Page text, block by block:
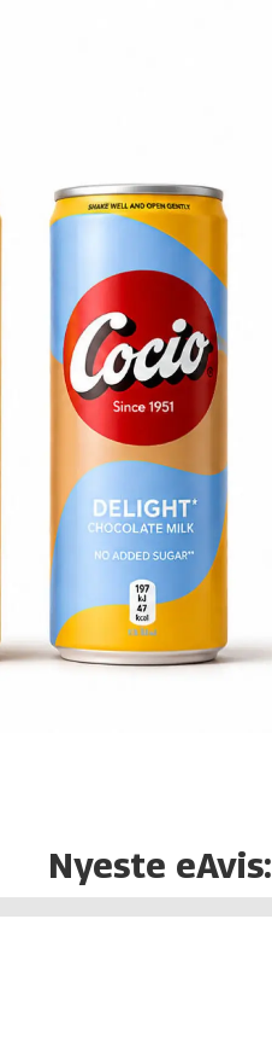
Nyeste eAvis: